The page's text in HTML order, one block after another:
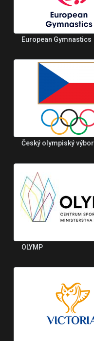
European Gymnastics
Český olympiský výbor
OLYMP